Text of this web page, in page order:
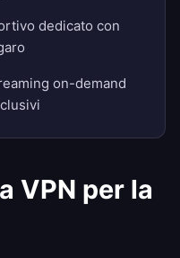
dedicato con
on-demand
VPN per la